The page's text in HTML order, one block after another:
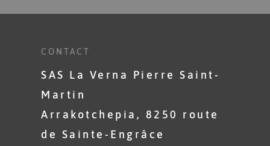
CONTACT
SAS La Verna Pierre Saint-
Martin
Arrakotchepia, 8250 route
de Sainte-Engrâce